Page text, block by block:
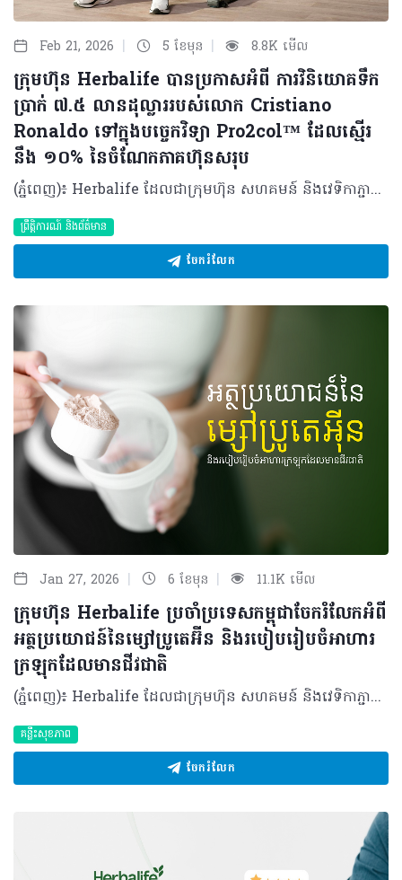
Feb 21, 2026 | 5 ខែមុន | 8.8K មើល
ក្រុមហ៊ុន Herbalife បានប្រកាសអំពី ការវិនិយោគទឹក
ប្រាក់ ៧.៥ លានដុល្លាររបស់លោក Cristiano
Ronaldo ទៅក្នុងបច្ចេកវិទ្យា Pro2col™ ដែលស្មើរ
នឹង ១០% នៃចំណែកភាគហ៊ុនសរុប
(ភ្នំពេញ)៖ Herbalife ដែលជាក្រុមហ៊ុន សហគមន៍ និងវេទិកាភ្ជាប់ទំនាក់ទំនង លំដាប់ថ្នាក់ពិភពលោក ផ្នែកសុខភាព និងសុខុមាលភាពនៅថ្ងៃនេះបានប្រកាសថា កីឡាករអន្តរជាតិលោក Cristiano Ronaldo បានទិញយកភាគហ៊ុន ១០% នៅក្នុងក្រុមហ៊ុន HBL Pro2col Software, LLC ដែលជាក្រុមហ៊ុនបុត្រសម្ព័ន្ធកាន់កាប់ទាំងស្រុងដោយក្រុមហ៊ុន Herbalife និងជាម្ចាស់កាន់កាប់បច្ចេកវិទ្យា Pro2col។ Pro2col គឺជាប្រព័ន្ធប្រតិបត្តិការសុខភាព និងសុខុមាលភាពផ្ទាល់ខ្លួនតាមបែបឌីជីថលជំនាន់ចុងក្រោយបង្អស់របស់ Herbalife ដែលត្រូវបានរចនាឡើងដើម្បីជំរុញការចូលរួមប្រចាំថ្ងៃ ការផ្លាស់ប្តូរឥរិយាបថប្រកបដោយនិរន្តរភាព និងលទ្ធផលដែលអាចវាស់វែងបាន តាមរយៈវិធីសាស្ត្រសុខុមាលភាពដែលផ្អែកលើទិន្នន័យដែលមានរចនាសម្ព័ន្ធច្បាស់លាស់។ លោក Ronaldo បានវិនិយោគទឹកប្រាក់ចំនួន ៧.៥ លានដុល្លារ រួមជាមួយការប្តេជ្ញាចិត្តក្នុងការផ្តល់នូវសេវាកម្ម និងសិទ្ធិឧបត្ថម្ភដល់ Pro2col Software។ ការវិនិយោគនេះសបញ្ជាក់ឱ្យឃើញពីការប្តេជ្ញាចិត្តរបស់លោកចំពោះសុខភាព និងអាហារូបត្ថម្ភ។ វាក៏ឆ្លុះបញ្ចាំងពីទំនុកចិត្តរបស់លោកចំពោះអនាគតនៃអាហារូបត្ថម្ភផ្ទាល់ខ្លួន និងចក្ខុវិស័យរបស់ Herbalife ក្នុងការធ្វើឱ្យកម្មវិធីសុខុមាលភាពផ្ទាល់ខ្លួននេះ អាចត្រូវបានប្រើប្រាស់បានទូលំទូលាយទូទាំងពិភពលោក ដោយរួមបញ្ចូលគ្នានូវបច្ចេកវិទ្យាច្នៃប្រឌិត និងសហគមន៍អ្នកចែកចាយដ៏ធំរបស់យើង។ Herbalife បានក្លាយជាដៃគូអាហារូបត្ថម្ភរបស់លោក Ronaldo ចាប់តាំងពីឆ្នាំ ២០១៣ មកម្ល៉េះ ដោយលោកបានដើរតួចយ៉ាងសំខាន់ក្នុងការចូលរួមជម្រុញការប្រើប្រាស់អាហារូបត្ថម្ភឱ្យកាន់តែប្រសើរឡើងនៅទូទាំងពិភពលោក។ កន្លងមក Herbalife និងលោក Ronaldo បានសហការគ្នាលើការដាក់ចេញនូវផលិតផល Herbalife24® CR7 Drive ដែលជាភេសជ្ជៈកីឡាដែលត្រូវបានបង្កើតឡើងដើម្បីបំពេញតម្រូវការអាហារូបត្ថម្ភ និងតម្រូវការសម្រាប់ការលេងកីឡារបស់វីរបុរសបាល់ទាត់ពិភពលោករូបនេះ និងផ្តល់អត្ថប្រយោជន៍ដល់កីឡាករគ្រប់កម្រិតនៅជុំវិញពិភពលោក។ លោក Stephan Gratziani អគ្គនាយកប្រតិបត្តិក្រុមហ៊ុន Herbalife បានមានប្រសាសន៍ថា៖ «លោក Cristiano គឺជាដៃគូដ៏មានតម្លៃអស់រយៈពេលជាងមួយទសវត្សរ៍មកហើយ ហើយការសម្រេចចិត្តរបស់លោកក្នុងការទិញយកភាគហ៊ុននៅក្នុង Pro2col គឺជាចំណុចរបត់ដ៏សំខាន់មួយនៅក្នុងទំនាក់ទំនងរបស់យើង»។ «ការវិនិយោគរបស់លោកឆ្លុះបញ្ចាំងពីជំនឿរួមគ្នាលើឥទ្ធិពលនៃអាហារូបត្ថម្ភ ទិន្នន័យ បញ្ញាសិប្បនិម្មិត និងការលើកកម្ពស់ការយល់ដឹងផ្ទាល់ខ្លួន ដើម្បីជំរុញឱ្យលទ្ធផលសុខភាពបុគ្គលកាន់តែប្រសើរឡើងៗ ក៏ដូចជាពង្រឹងទំនុកចិត្តរបស់លោកទៅលើរបស់ Pro2col​ ផងដែរ»។ Pro2col ប្រើប្រាស់ទិន្នន័យផ្ទាល់ខ្លួនរបស់បុគ្គលម្នាក់ៗ ដើម្បីបង្កើតផែនការសុខុមាលភាពជាក់លាក់សម្រាប់បុគ្គលនោះ ជាមួយនឹងប្រព័ន្ធតាមដានអាហារូបត្ថម្ភឆ្លាតវៃ។ កម្មវិធីនេះអាចសម្របខ្លួនទៅទៅតាមរបៀបរស់នៅរបស់បុគ្គលម្នាក់ៗ ដែលវានឹងធ្វើឱ្យកម្មវិធីសុខុមាលក្លាយជារឿងសាមញ្ញ និងមានលក្ខណៈឯកជន។ ចំណុចស្នូលរបស់វាគឺ Pro2Score ដែលជាប្រព័ន្ធវាយតម្លៃសុខុមាលភាព នឹងតាមដានចំណុចសំខាន់ៗ ដែលត្រូវបានរចនាឡើងដើម្បីផ្តល់នូវភាពច្បាស់លាស់ ការលើកទឹកចិត្ត និងទិន្នន័យដែលអាចយកមកអនុវត្តបានជាក់ស្តែង។លើសពីនេះទៅទៀត Pro2col ក៏ផ្តល់ជូនអ្នកចែកចាយឯករាជ្យរបស់ Herbalife នូវឧបករណ៍ចាំបាច់ និងចំណេះដឹងបន្ថែមអំពីវេទិកានេះ ដើម្បីជួយគាំទ្រដល់អតិថិជនរបស់ពួកគេឱ្យទទួលបាននូវកម្មវិធីសុខុមាលភាពផ្ទាល់ខ្លួនដែលអាចចូលប្រើប្រាស់បានដោយងាយ និងអាចពង្រីកវិសាលភាពបានវែងឆ្ងាយបន្តទៀត។ លោក Cristiano Ronaldo បានមានប្រសាសន៍ថា៖ «បន្ទាប់ពីបានរួមរស់ជាមួយគ្នាអស់រយៈពេលជាងមួយទសវត្សរ៍ ទំនាក់ទំនងរបស់យើងមានមូលដ្ឋានលើទំនុកចិត្ត និងចក្ខុវិស័យរួមគ្នា។ ការវិនិយោគលើ Pro2col វាហាក់បីដូចជាការវិវត្តន៍តាមបែបធម្មជាតិដូច្នោះ។ ក្រៅតែអំពីការរតំណាងឱ្យ Herbalife នេះគឺជាការជួយរៀបចំ និងពង្រីកវេទិកាមួយដែលអាចផ្លាស់ប្តូររបៀបដែលមនុស្សអាចយកចិត្តទុកដាក់ទៅលើសុខភាព និងសុខុមាលភាពរបស់ពួកគេបានយ៉ាងពិតប្រាកដ»។ លោកក៏មានប្រសាសន៍បន្ថែមទៀតផងដែរថា «ខ្ញុំបានឃើញដោយផ្ទាល់ភ្នែកពីរបៀបដែល Herbalife រួមបញ្ចូលគ្នាទាំងវិទ្យាសាស្ត្រ ការច្នៃប្រឌិត និងការគាំទ្រដែលមានលក្ខណៈឯកជន ដើម្បីធ្វើឱ្យបញ្ហាសុខភាព និងសុខុមាលភាពកាន់តែងាយស្រួលចូលប្រើប្រាស់។ ការធ្វើការងាររួមគ្នាជាមួយ Herbalife ដើម្បីបង្កើតអ្វីមួយដែលមានឥទ្ធិពលយូរអង្វែង គឺជាអ្វីដែលជំរុញទឹកចិត្តខ្ញុំនៅក្នុងដំណាក់កាលនៃអាជីពរបស់ខ្ញុំនេះ»។ Pro2col គាំទ្រដល់យុទ្ធសាស្ត្ររយៈពេលវែងរបស់ Herbalife ក្នុងការក្លាយជាវេទិកាសុខភាព និងសុខុមាលភាពដែលតភ្ជាប់គ្នា និងផ្អែកលើទិន្នន័យ ដោយរួមបញ្ចូលនូវផលិតផលដែលមានគុណភាព សហគមន៍ដ៏ធំបញ្ញាសិប្បនិម្មិត និងសមត្ថភាពឌីជីថល ដើម្បីបម្រើអតិថិជនទូទាំងពិភពលោកឱ្យកាន់តែប្រសើរឡើង។ Herbalife បានចាប់ផ្តើមការសាកល្បង (beta rollout) Pro2col ជាដំណាក់កាលជាយុទ្ធសាស្ត្រ ដោយមានគោលបំណងប្រមូលការយល់ដឹងពីអ្នកប្រើប្រាស់ក្នុងទីផ្សារ ដែលនឹងគាំទ្រដល់ការចេញផ្សាយជាលក្ខណៈពាណិជ្ជកម្មកាន់តែទូលំទូលាយនាពេលអនាគល។ បច្ចុប្បន្ន ការចូលប្រើប្រាស់ដំណាក់កាលសាកល្បងនេះ មានសម្រាប់អ្នកចែកចាយ និងអតិថិជននៅក្នុងសហរដ្ឋអាមេរិក កាណាដា និងព័រតូរីកូតែប៉ុណ្ណោះ។ ក្រុមហ៊ុនរំពឹងថានឹងពង្រីកការចូលប្រើប្រាស់ដំណាក់កាលសាកល្បងទៅកាន់ទីផ្សារអន្តរជាតិបន្ថែមទៀត ដោយចាប់ផ្តើមពីទីផ្សារជ្រើសរើសក្នុងតំបន់ EMEA ក្នុងឆ្នាំ ២០២៦។ អំពីក្រុមហ៊ុន Herbalife ក្រុមហ៊ុន Herbalife (NYSE: HLF) គឺជាក្រុមហ៊ុនសុខភាព និងសុខុមាលភាពឈានមុខគេ និងជាសហគមន៍ដែលកំពុងផ្លាស់ប្តូរជីវិតរបស់មនុស្សជាមួយនឹងផលិតផលអាហារូបត្ថម្ភដ៏អស្ចារ្យ និងជាឱកាសអាជីវកម្មសម្រាប់អ្នកសមាជិកឯករាជ្យរបស់ខ្លួនចាប់តាំងពីឆ្នាំ 1980។ ក្រុមហ៊ុនផ្តល់ជូននូវផលិតផលដែលគាំទ្រដោយវិទ្យាសាស្រ្តដល់អ្នកប្រើប្រាស់នៅក្នុងទីផ្សារជាង90។ តាមរយៈសមាជិកឯករាជ្យដែលផ្តល់ជូននូវការបណ្តុះបណ្តាលមួយទល់មួយ និងផ្តល់ការគាំទ្រសហគមន៍ដោយបំផុសគំនិតឱ្យអតិថិជនប្រកាន់ខ្ជាប់នូវរបៀបរស់នៅដែលមានភាពសកម្ម។
ព្រឹត្តិការណ៍ និងព័ត៌មាន
ចែករំលែក
Jan 27, 2026 | 6 ខែមុន | 11.1K មើល
ក្រុមហ៊ុន Herbalife ប្រចាំប្រទេសកម្ពុជាចែករំលែកអំពី
អត្ថប្រយោជន៍នៃម្សៅប្រូតេអ៊ីន និងរបៀបរៀបចំអាហារ
ក្រឡុកដែលមានជីវជាតិ
(ភ្នំពេញ)៖ Herbalife ដែលជាក្រុមហ៊ុន សហគមន៍ និងវេទិកាភ្ជាប់ទំនាក់ទំនង លំដាប់ថ្នាក់ពិភពលោក ផ្នែកសុខភាព និងសុខុមាលភាពបានចែករំលែកអំពីអត្ថប្រយោជន៍នៃម្សៅប្រូតេអ៊ីន និងការរៀបចំអាហារក្រឡុកដែលមានជីវជាតិល្អ។ ប្រូតេអ៊ីនមានមុខងារសំខាន់ៗជាច្រើន ក្រៅពីជាផ្នែកមួយនៃគ្រឿងបង្គុំនៃសក់ ស្បែក ក្រចក សរីរាង្គ និងសាច់ដុំ វាក៏ជួយជំរុញការលូតលាស់សាច់ដុំ និងជួយគ្រប់គ្រងចំណង់អាហារផងដែរ។ បច្ចុប្បន្ននេះ មានអាហាររូបត្ថម្ភប្រូតេអ៊ីនជាច្រើនរួមមាន៖ ម្សៅប្រូតេអ៊ីន អាហារក្រឡុករួចជាស្រេច និងប្រូតេអ៊ីនបារ (protein bars)។ ទោះបីជាផលិតផលទាំងនេះផ្តល់ភាពងាយស្រួលក៏ដោយ ក៏ពួកវាមិនមែនសម្រាប់ប្រើជំនួសអាហារដែលមានជាតិប្រូតេអ៊ីនសុខភាពទាំងស្រុងនោះទេ។ ផ្ទុយទៅវិញ ប្រូតេអ៊ីនទាំងនេះគឺប្រើដើម្បីជួយបំពេញបន្ថែមជីវជាតិបំប៉ន ពីលើការទទួលទានទូទៅរបស់អ្នក ដើម្បីជួយឱ្យអ្នកអាចសម្រេចបាននូវតម្រូវការ និងគោលដៅសុខភាពរបស់អ្នក។ តើម្សៅប្រូតេអ៊ីនមានតួនាទីអ្វីខ្លះ? ម្សៅប្រូតេអ៊ីនគឺជាប្រភពប្រូតេអ៊ីនដែលប្រមូលផ្តុំ និងត្រូវបានផលិតចេញពីប្រភពផ្សេងៗគ្នា៖ ប្រូតេអ៊ីន Whey៖ ផលិតចេញពីទឹកដោះគោ ប្រូតេអ៊ីនពីរុក្ខជាតិ៖ ជាធម្មតាផលិតចេញពីសណ្តែកសៀង ឬការលាយបញ្ចូលគ្នានៃប្រូតេអ៊ីនរុក្ខជាតិផ្សេងទៀតដូចជា អង្ករ Quinoa សណ្តែកបារាំងជាដើម។ ផលិតផលទាំងនេះភាគច្រើនផ្តល់ប្រូតេអ៊ីនប្រហែល ២០ ឬ ៣០ ក្រាមក្នុងការទទូលទានម្តង។ ប្រូតេអ៊ីនក្នុងទម្រង់ជាម្សៅ អនុញ្ញាតឱ្យអ្នកអាចគ្រប់គ្រងបរិមាណប្រូតេអ៊ីនដែលអ្នកត្រូវការបានដោយងាយស្រួល ដោយគ្រាន់តែលាយចូលក្នុងអាហារដូចជា អាហារក្រឡុក, smoothies, Oatmeal, យ៉ាអួជាដើម។ តើអ្វីទៅជាអត្ថប្រយោជន៍នៃម្សៅប្រូតេអ៊ីន? មានការស្រាវជ្រាវជាច្រើនដែលគាំទ្រដល់អត្ថប្រយោជន៍ប្រូតេអ៊ីន៖ ការកសាងសាច់ដុំ៖ ប្រូតេអ៊ីនជួយទ្រទ្រង់កម្លាំងសាច់ដុំ និងកសាងម៉ាសសាច់ដុំបន្ទាប់ពីការហ្វឹកហាត់។ ការសិក្សាលើអត្តពលិកបានរកឃើញថា ប្រូតេអ៊ីនសណ្តែកសៀង និងប្រូតេអ៊ីន whey មានប្រសិទ្ធភាពស្មើគ្នាក្នុងការកសាងសាច់ដុំ ។ ការគ្រប់គ្រងចំណង់អាហារ៖ អាហាររូបត្ថម្ភប្រូតេអ៊ីនជួយឱ្យមានអារម្មណ៍ឆ្អែតបានយូរ និងជួយទប់ស្កាត់ចំណង់អាហារ និងគ្រប់គ្រងការឃ្លានបាន។ ការសម្រកទម្ងន់៖ ចំពោះអ្នកដែលលើសទម្ងន់ ឬធាត់ ការប្រើប្រាស់ប្រូតេអ៊ីននឹងនាំឱ្យមានការកាត់បន្ថយទម្ងន់ខ្លួន និងខ្លាញ់សរុប។ សុខភាពមនុស្សចាស់៖ ចំពោះមនុស្សចាស់ វាមានប្រសិទ្ធភាពក្នុងការដើរតួជាអ្នកការពារ និងទប់ទល់នឹងជំងឺសាច់ដុំចុះខ្សោយ (sarcopenia) ឬការបាត់បង់ម៉ាសសាច់ដុំ។ របៀបប្រើប្រាស់ និងការរក្សាទុក ជាការពិតណាស់អ្នកមិនអាចរំលងប្រភពប្រូតេអ៊ីនដើមនោះទេដូចជា ត្រី បសុបក្សី សាច់គ្មានខ្លាញ់ និងប្រូតេអ៊ីនពីរុក្ខជាតិ។ ម្សៅប្រូតេអ៊ីនគឺជាវិធីដ៏ងាយស្រួលក្នុងការបញ្ចូលបន្ថែមនូវប្រូតេអ៊ីនទៅក្នុងរបបអាហារនានា ដូចជា អាហារក្រឡុក ស៊ុប នំដុត និង Cereal ជាដើម។ អត្តពលិក និងអ្នកហាត់ប្រាណក៏អាចប្រើប្រាស់វាសម្រាប់ការឡើងទម្ងន់ ឬការស្តារកម្លាំងឡើងវិញក្រោយការហាត់ប្រាណបានផងដែរ។ ការរក្សាទុក៖ រក្សាទុកម្សៅប្រូតេអ៊ីននៅក្នុងកន្លែងត្រជាក់ និងស្ងួតដើម្បីធានាថាគុណភាពរបស់វានៅស្រស់។ ការរក្សាទុកបានត្រឹមត្រូវ វាអាចទុកបានជាច្រើនខែ ប៉ុន្តែសូមយកចិត្តទុកដាក់លើកាលបរិច្ឆេទផុតកំណត់នៅលើកញ្ចប់ផងដែរ។ រៀបចំអាហារក្រឡុកងាយៗ សម្រាប់ការប្រើប្រាស់ ចំនួនស្លាបព្រាដែលត្រូវប្រើគឺអាស្រ័យលើការណែនាំលើសម្បកកញ្ចប់ ព្រោះម៉ាកនីមួយៗអាចមានបរិមាណខុសៗគ្នា។ រៀបចំបែបងាយៗ រៀបចំគ្រឿងផ្សំ និងម៉ាស៊ីនក្រឡុក បន្ថែមទឹក ឬទឹកដោះគោតាមការណែនាំលើកញ្ចប់ ដាក់ម្សៅប្រូតេអ៊ីនតាមការណែនាំ ដាក់ទឹកកក ៣ ទៅ ៥ ដុំ ក្រឡុកឱ្យម៉ដ្ឋ ជាការស្រេច អ្នកអាចបន្ថែមអាហាររូបត្ថម្ភបន្ថែមទៀតបានទៅតាមតម្រូវការជាក់ស្តែង។ វិធីបង្កើនជីវជាតិបន្ថែម៖ ផ្លែឈើ និងបន្លែ៖ ក្រៅពីផ្លែប៊ឺរី ឬចេក អ្នកអាចសាកល្បងជាមួយ ផ្លែគីវី គ្រាប់ទទឹម ក្រុមផ្លែត្រសក់ស្រូវ ឬឱឡឹកបាន។ បន្លែដូចជា ការ៉ុត ល្ពៅ ក៏ជាជម្រើសដ៏ល្អផងដែរ។ ខ្លាញ់ដែលមានប្រយោជន៍៖ គ្រាប់ធញ្ញជាតិដូចជា flax, hemp, chia ឬគ្រាប់ផ្កាឈូករ័ត្ន ជួយបន្ថែមជាតិរ៉ែ និងអាស៊ីតខ្លាញ់អូមេហ្គា-៣។ អ្នកក៏អាចរកគ្រាប់ធញ្ញជាតិដទៃទៀតដូចជា អាល់ម៉ុន, គ្រាប់រីករាយ (pistachio) ឬផ្លែបឺរ វាជួយផ្តល់នូវកាកសរសៃ ជាតិសង្កសីល្អៗផងដែរ។ កាកសរសៃ (Fiber)៖ ស្រូវអូត (oats), ផ្លែប៉ោម និងបន្លែបៃតង ជួយបង្កើនកាកសរសៃដែលជួយឱ្យឆ្អែតបានយូរ និងជួយដល់សម្រួលដល់ប្រព័ន្ធបញ្ចេញចោល។ គ្រឿងទេស និងរុក្ខជាតិ៖ អ្នកអាចបន្ថែមរសជាតិជាមួយ cinnamon, ខ្ញី ឬជីអង្កាម (mint)បន្ថែមបាន។ បន្ថែមសំបកក្រូចឆ្មារ ឬសំបកក្រូចពោធិ៍សាត់ស្រស់ៗ បន្តិចបន្តួច នឹងជួយបន្ថែមរសជាតិស្រស់ស្រាយ ហើយវាក៏មានផ្ទុកនូវប្រេងដែលមានអត្ថប្រយោជន៍ចំពោះសុខភាពផងដែរ។ ការគាំទ្រប្រព័ន្ធរំលាយអាហារ៖ អាចដាក់បន្ថែមយ៉ាអួទៀតក៏បាន ដែលវាសម្បូរទៅដោយប្រូបាយអូទិក (probiotics) ជួយដល់សុខភាពរំលាយអាហារ។ ខ្ញី និងជីអង្កាមក៏ត្រូវបានគេស្គាល់ថាជួយដល់ដំណើរការរំលាយអាហារផងដែរ។ ការបន្ថែមគ្រឿងផ្សំផ្សេងៗអនុញ្ញាតឱ្យអ្នកទទួលបានជម្រើសអាហារូបត្ថម្ភដែលសម្បូរបែប និងឆ្ងាញ់សម្រាប់សុខភាពប្រចាំថ្ងៃ។ អំពីក្រុមហ៊ុន Herbalife ក្រុមហ៊ុន Herbalife (NYSE: HLF) គឺជាក្រុមហ៊ុនសុខភាព និងសុខុមាលភាពឈានមុខគេ និងជាសហគមន៍ដែលកំពុងផ្លាស់ប្តូរជីវិតរបស់មនុស្សជាមួយនឹងផលិតផលអាហារូបត្ថម្ភដ៏អស្ចារ្យ និងជាឱកាសអាជីវកម្មសម្រាប់សមាជិកឯករាជ្យ​របស់ខ្លួនចាប់តាំងពីឆ្នាំ 1980។ ក្រុមហ៊ុនផ្តល់ជូននូវផលិតផលដែលគាំទ្រដោយវិទ្យាសាស្រ្តដល់អ្នកប្រើប្រាស់នៅក្នុងទីផ្សារជាង 90។ តាមរយៈសមាជិកឯករាជ្យដែលផ្តល់ជូននូវការបណ្តុះបណ្តាលមួយទល់មួយ និងផ្តល់ការគាំទ្រសហគមន៍ដោយបំផុសគំនិតឱ្យអតិថិជនប្រកាន់ខ្ជាប់នូវរបៀបរស់នៅដែលមានភាពសកម្ម។
គន្លឹះសុខភាព
ចែករំលែក